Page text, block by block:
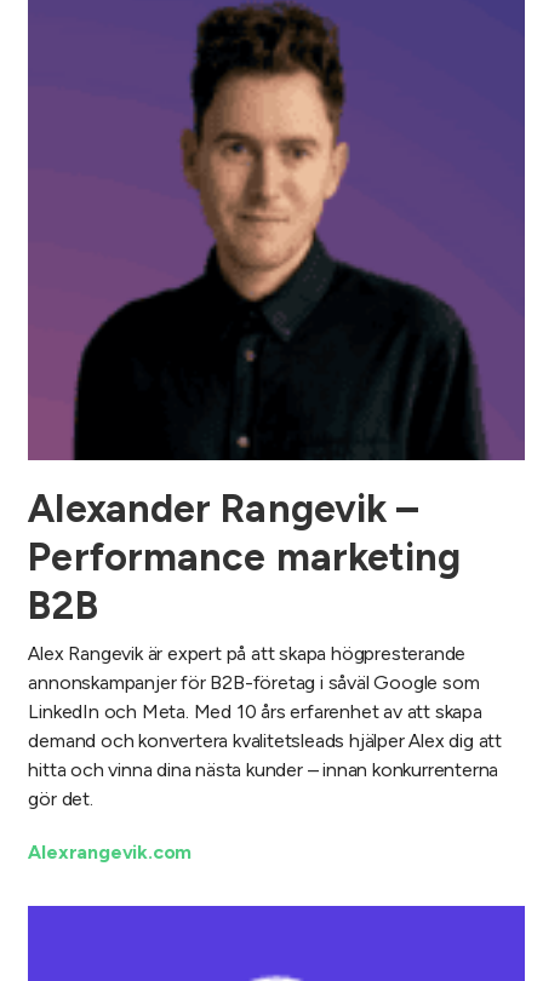
Alexander Rangevik –
Performance marketing
B2B
Alex Rangevik är expert på att skapa högpresterande
annonskampanjer för B2B-företag i såväl Google som
LinkedIn och Meta. Med 10 års erfarenhet av att skapa
demand och konvertera kvalitetsleads hjälper Alex dig att
hitta och vinna dina nästa kunder – innan konkurrenterna
gör det.
Alexrangevik.com